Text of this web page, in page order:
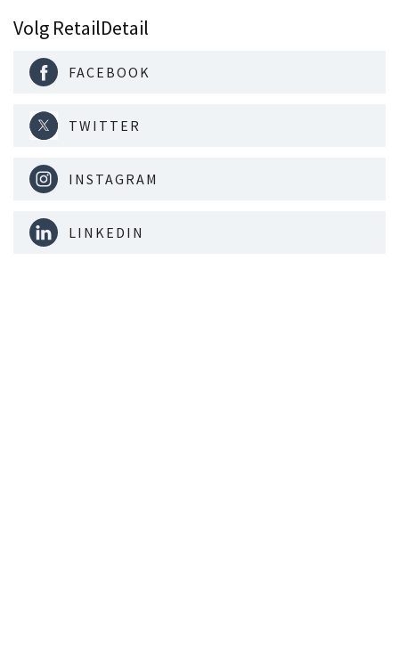
Volg RetailDetail
FACEBOOK
TWITTER
INSTAGRAM
LINKEDIN